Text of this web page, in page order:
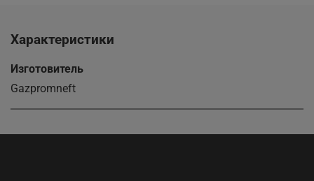
Характеристики
Изготовитель
Gazpromneft